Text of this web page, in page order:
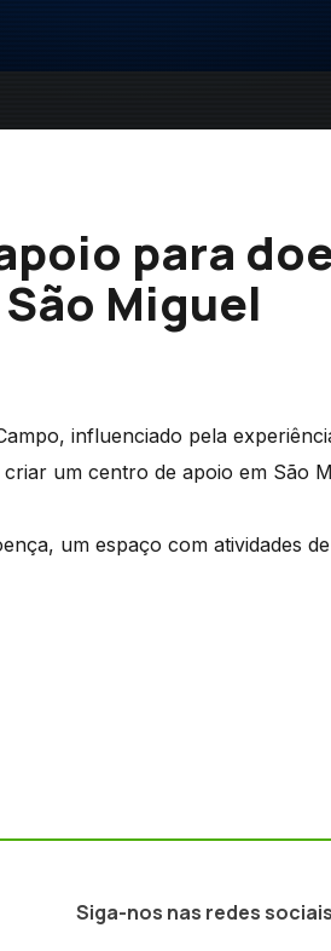
para
Miguel
influenciado pela
um centro de apoio em São
um espaço com atividades
Siga-nos nas redes sociais